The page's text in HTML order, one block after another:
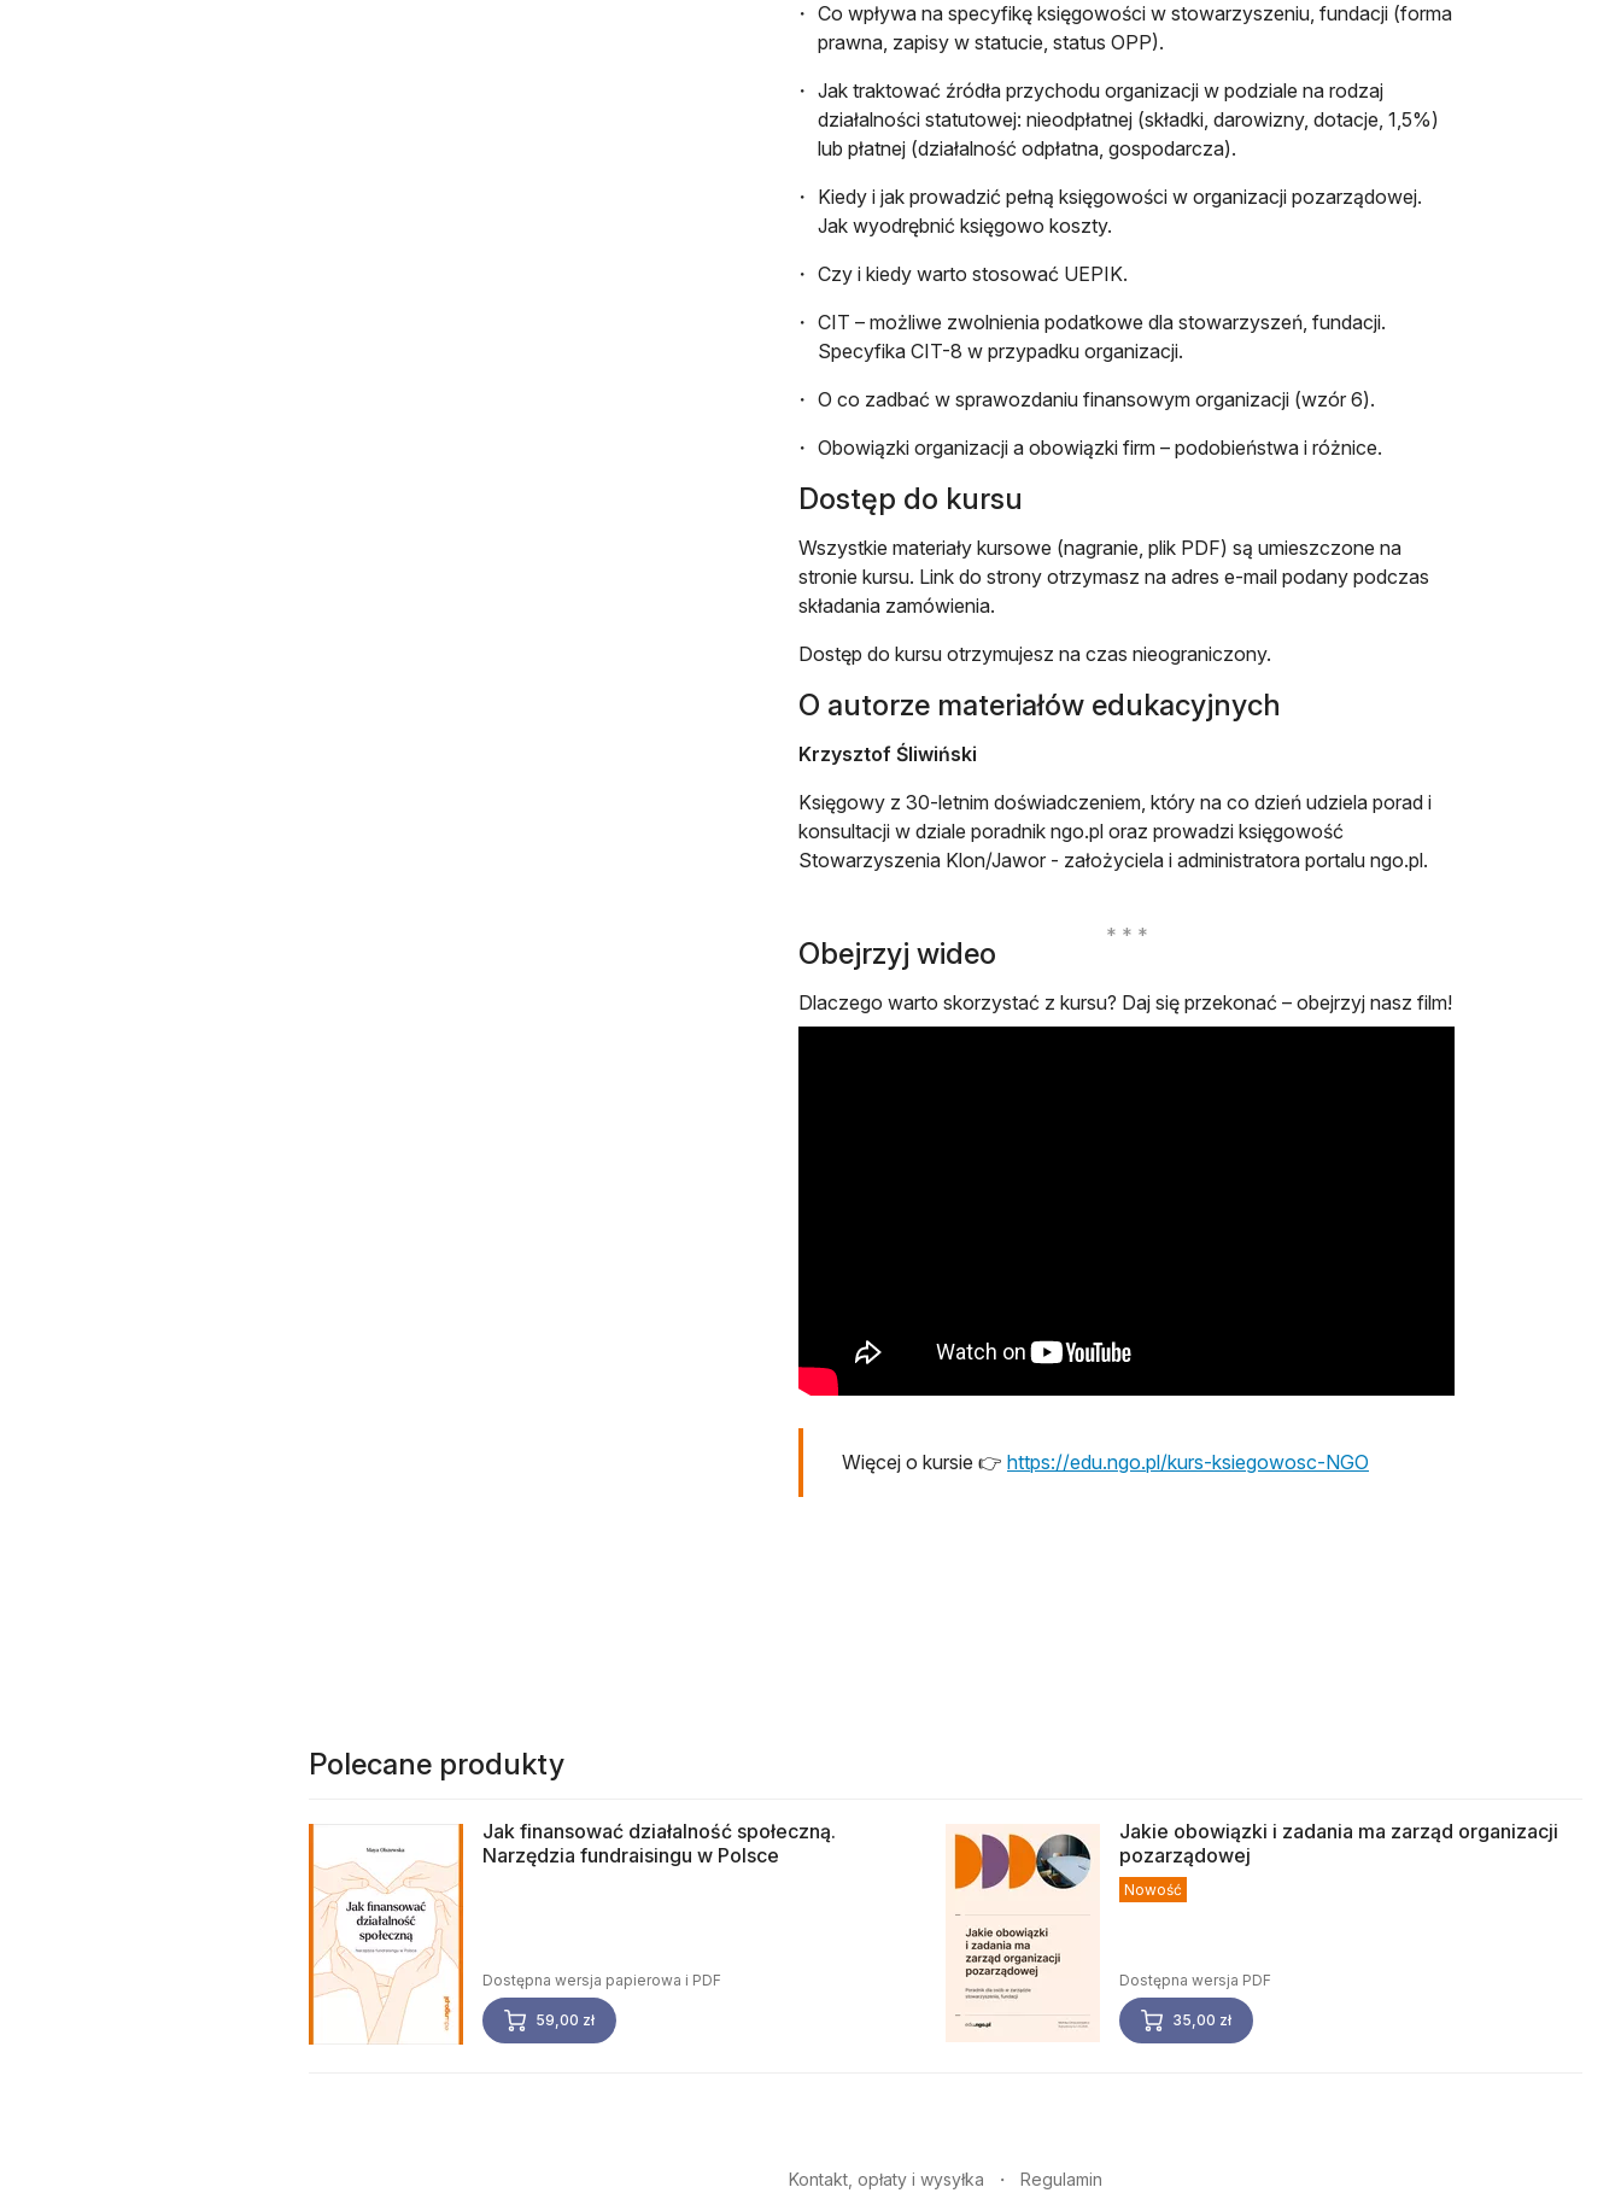
Co wpływa na specyfikę księgowości w stowarzyszeniu, fundacji (forma
prawna, zapisy w statucie, status OPP).
Jak traktować źródła przychodu organizacji w podziale na rodzaj
działalności statutowej: nieodpłatnej (składki, darowizny, dotacje, 1,5%)
lub płatnej (działalność odpłatna, gospodarcza).
Kiedy i jak prowadzić pełną księgowości w organizacji pozarządowej.
Jak wyodrębnić księgowo koszty.
Czy i kiedy warto stosować UEPIK.
CIT – możliwe zwolnienia podatkowe dla stowarzyszeń, fundacji.
Specyfika CIT-8 w przypadku organizacji.
O co zadbać w sprawozdaniu finansowym organizacji (wzór 6).
Obowiązki organizacji a obowiązki firm – podobieństwa i różnice.
Dostęp do kursu
Wszystkie materiały kursowe (nagranie, plik PDF) są umieszczone na
stronie kursu. Link do strony otrzymasz na adres e-mail podany podczas
składania zamówienia.
Dostęp do kursu otrzymujesz na czas nieograniczony.
O autorze materiałów edukacyjnych
Krzysztof Śliwiński
Księgowy z 30-letnim doświadczeniem, który na co dzień udziela porad i
konsultacji w dziale poradnik ngo.pl oraz prowadzi księgowość
Stowarzyszenia Klon/Jawor - założyciela i administratora portalu ngo.pl.
Obejrzyj wideo
Dlaczego warto skorzystać z kursu? Daj się przekonać – obejrzyj nasz film!
Więcej o kursie 👉 https://edu.ngo.pl/kurs-ksiegowosc-NGO
Polecane produkty
Jak finansować działalność społeczną.
Narzędzia fundraisingu w Polsce
Dostępna wersja papierowa i PDF
59,00 zł
Jakie obowiązki i zadania ma zarząd organizacji
pozarządowej
Nowość
Dostępna wersja PDF
35,00 zł
Kontakt, opłaty i wysyłka Regulamin